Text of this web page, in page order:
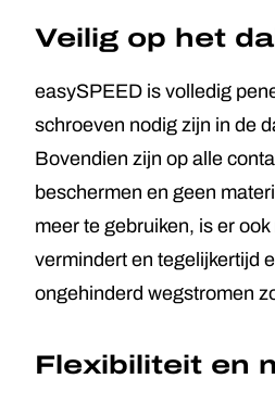
Veilig op het
easySPEED is volledig
schroeven nodig zijn in de
Bovendien zijn op alle
beschermen en geen
meer te gebruiken, is er
vermindert en tegelijkertijd
ongehinderd wegstromen
Flexibiliteit en